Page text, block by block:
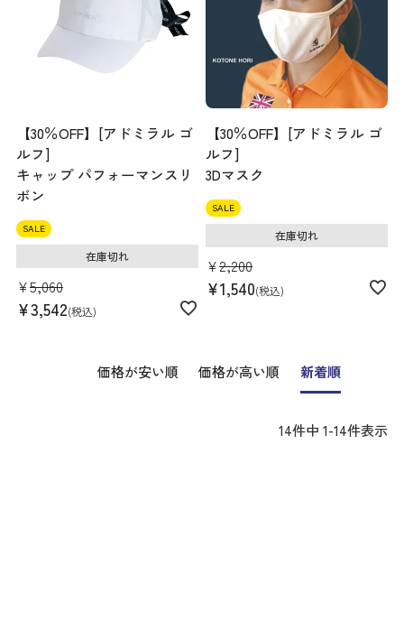
【30％OFF】[アドミラル ゴ
ルフ]
キャップ パフォーマンスリ
ボン
SALE
¥5,060
¥3,542 税込
在庫切れ
【30％OFF】[アドミラル ゴ
ルフ]
3Dマスク
SALE
¥2,200
¥1,540 税込
在庫切れ
価格が安い順 価格が高い順 新着順
14件中 1-14件表示